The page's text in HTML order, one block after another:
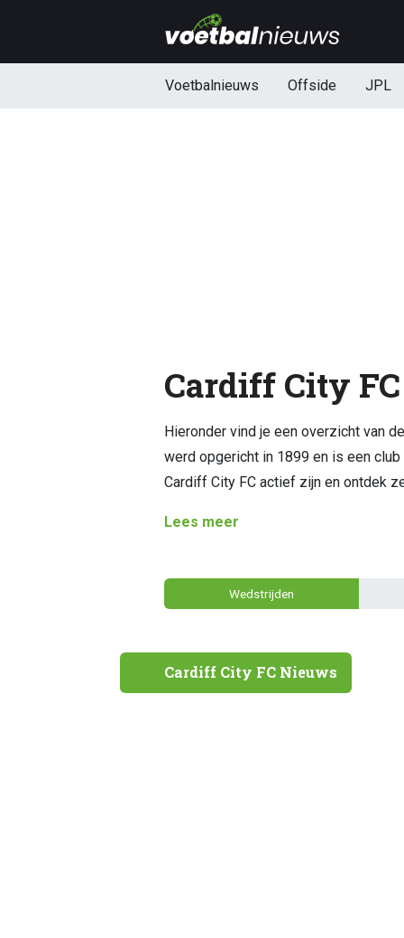
Voetbalnieuws Offside JPL
Cardiff City FC
Hieronder vind je een overzicht van
werd opgericht in 1899 en is een
Cardiff City FC actief zijn en ontdek
Lees meer
Wedstrijden
Cardiff City FC Nieuws